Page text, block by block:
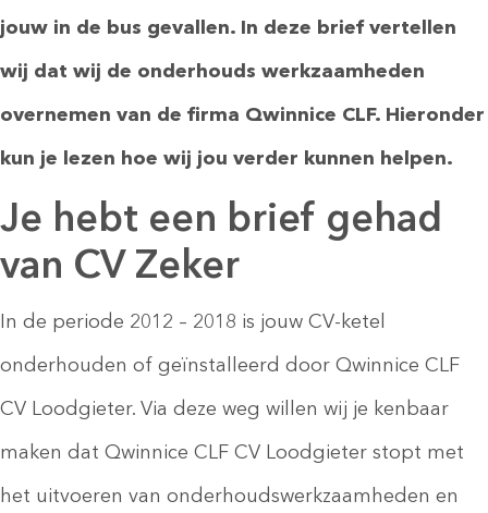
jouw in de bus gevallen. In deze brief vertellen
wij dat wij de onderhouds werkzaamheden
overnemen van de firma Qwinnice CLF. Hieronder
kun je lezen hoe wij jou verder kunnen helpen.
Je hebt een brief gehad
van CV Zeker
In de periode 2012 – 2018 is jouw CV-ketel
onderhouden of geïnstalleerd door Qwinnice CLF
CV Loodgieter. Via deze weg willen wij je kenbaar
maken dat Qwinnice CLF CV Loodgieter stopt met
het uitvoeren van onderhoudswerkzaamheden en